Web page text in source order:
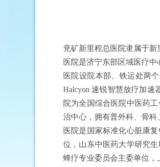
兖矿新里程总医院隶属于
医院是济宁东部区域医疗
医院设院本部、铁运处两
Halcyon 速锐智慧放疗加速
院为全国综合医院中医药
治中心，拥有普外科、骨科
医院是国家标准化心脏康
位，山东中医药大学研究
蜂疗专业委员会主委单位，